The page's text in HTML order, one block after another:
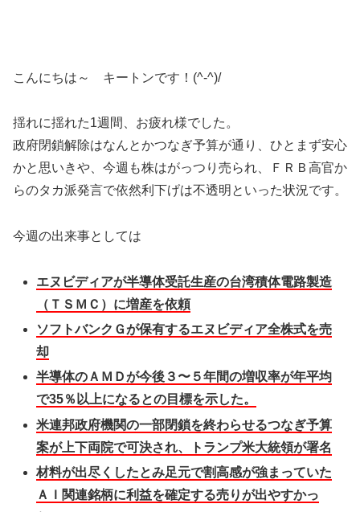
こんにちは～ キートンです！(^-^)/
揺れに揺れた1週間、お疲れ様でした。
政府閉鎖解除はなんとかつなぎ予算が通り、ひとまず安心
かと思いきや、今週も株はがっつり売られ、ＦＲＢ高官か
らのタカ派発言で依然利下げは不透明といった状況です。
今週の出来事としては
エヌビディアが半導体受託生産の台湾積体電路製造
（ＴＳＭＣ）に増産を依頼
ソフトバンクＧが保有するエヌビディア全株式を売
却
半導体のＡＭＤが今後３〜５年間の増収率が年平均
で35％以上になるとの目標を示した。
米連邦政府機関の一部閉鎖を終わらせるつなぎ予算
案が上下両院で可決され、トランプ米大統領が署名
材料が出尽くしたとみ足元で割高感が強まっていた
ＡＩ関連銘柄に利益を確定する売りが出やすかっ